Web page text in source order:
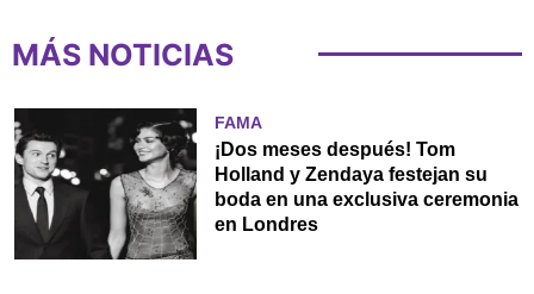
MÁS NOTICIAS
FAMA
¡Dos meses después! Tom
Holland y Zendaya festejan su
boda en una exclusiva ceremonia
en Londres